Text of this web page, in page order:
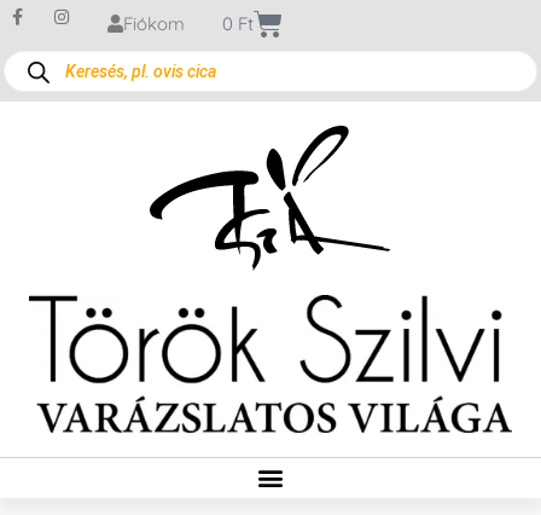
Fiókom 0 Ft